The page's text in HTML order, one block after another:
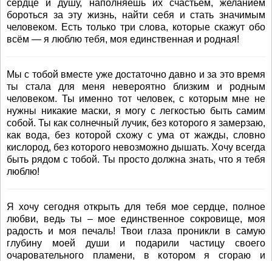
сердце и душу, наполняешь их счастьем, желанием
бороться за эту жизнь, найти себя и стать значимым
человеком. Есть только три слова, которые скажут обо
всём — я люблю тебя, моя единственная и родная!
Мы с тобой вместе уже достаточно давно и за это время
ты стала для меня невероятно близким и родным
человеком. Ты именно тот человек, с которым мне не
нужны никакие маски, я могу с легкостью быть самим
собой. Ты как солнечный лучик, без которого я замерзаю,
как вода, без которой схожу с ума от жажды, словно
кислород, без которого невозможно дышать. Хочу всегда
быть рядом с тобой. Ты просто должна знать, что я тебя
люблю!
Я хочу сегодня открыть для тебя мое сердце, полное
любви, ведь ты – мое единственное сокровище, моя
радость и моя печаль! Твои глаза проникли в самую
глубину моей души и подарили частицу своего
очаровательного пламени, в котором я сгораю и